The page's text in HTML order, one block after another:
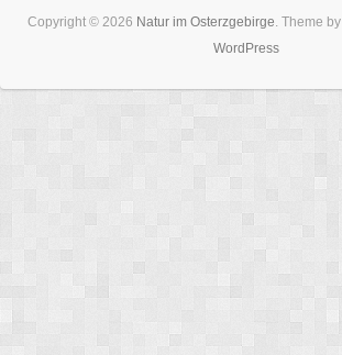
Copyright © 2026 Natur im Osterzgebirge. Theme by
WordPress